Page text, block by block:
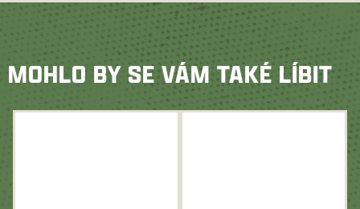
MOHLO BY SE VÁM TAKÉ LÍBIT